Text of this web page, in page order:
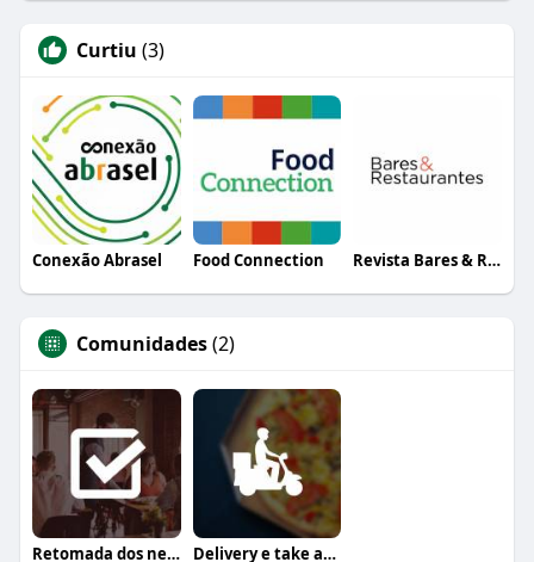
Curtiu (3)
Conexão Abrasel Food Connection Revista Bares & Restaurantes
Comunidades(2)
Retomada dos negócios Delivery e take away